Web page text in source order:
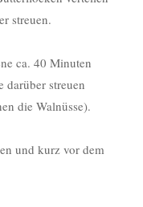
streuen.
ca. 40 Minuten
darüber streuen
die Walnüsse).
und kurz vor dem